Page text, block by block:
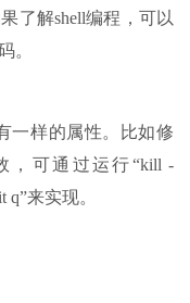
了解shell编程，可以
。
一样的属性。比如修
，可通过运行“kill -
来实现。